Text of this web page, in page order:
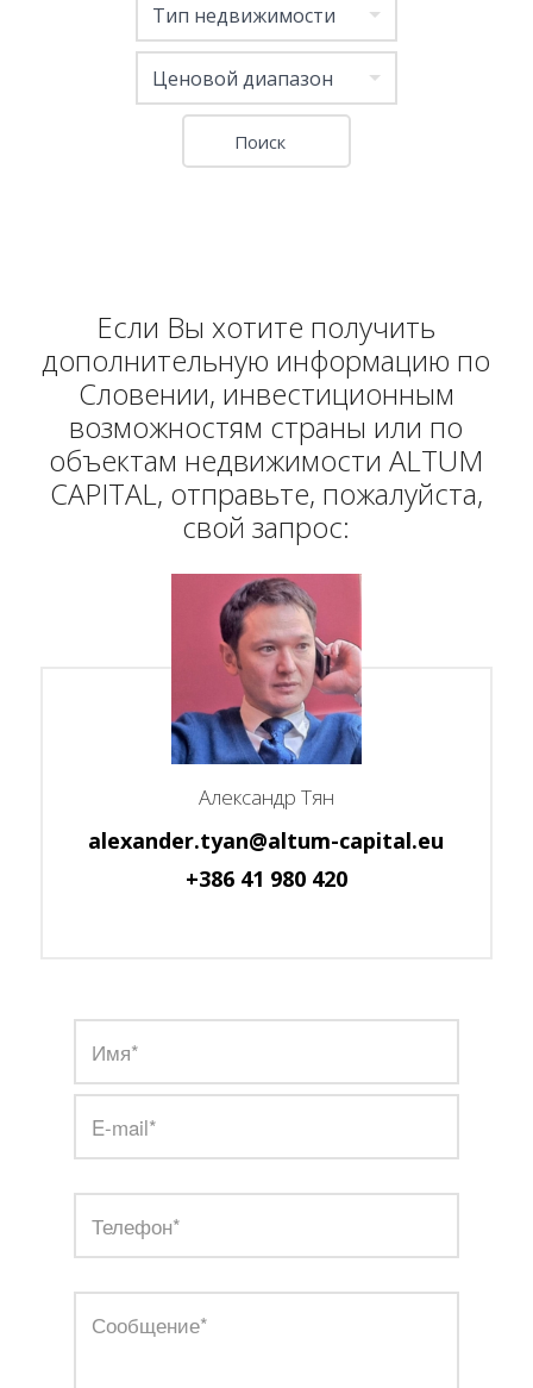
Тип недвижимости
Ценовой диапазон
Если Вы хотите получить
дополнительную информацию по
Словении, инвестиционным
возможностям страны или по
объектам недвижимости ALTUM
CAPITAL, отправьте, пожалуйста,
свой запрос:
Александр Тян
alexander.tyan@altum-capital.eu
+386 41 980 420